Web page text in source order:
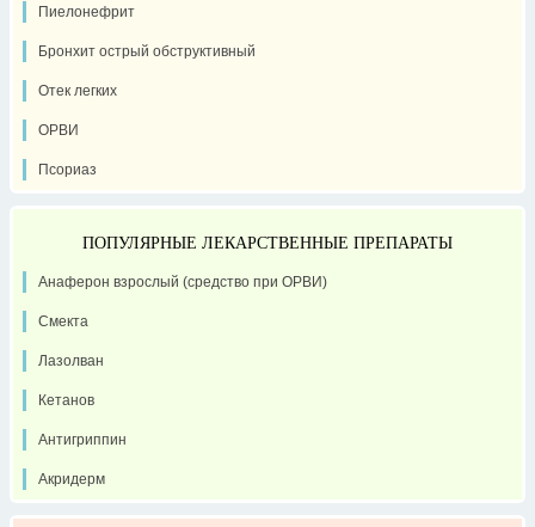
Пиелонефрит
Бронхит острый обструктивный
Отек легких
ОРВИ
Псориаз
ПОПУЛЯРНЫЕ ЛЕКАРСТВЕННЫЕ ПРЕПАРАТЫ
Анаферон взрослый (средство при ОРВИ)
Смекта
Лазолван
Кетанов
Антигриппин
Акридерм